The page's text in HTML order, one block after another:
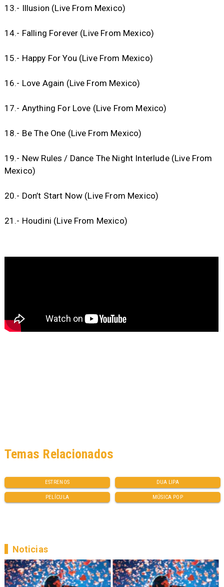
13.- Illusion (Live From Mexico)
14.- Falling Forever (Live From Mexico)
15.- Happy For You (Live From Mexico)
16.- Love Again (Live From Mexico)
17.- Anything For Love (Live From Mexico)
18.- Be The One (Live From Mexico)
19.- New Rules / Dance The Night Interlude (Live From
Mexico)
20.- Don’t Start Now (Live From Mexico)
21.- Houdini (Live From Mexico)
ESTRENOS DUA LIPA
PELÍCULA MÚSICA POP
Temas Relacionados
Noticias